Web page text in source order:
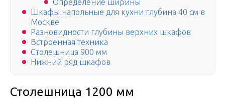
Определение ширины
Шкафы напольные для кухни глубина 40 см в
Москве
Разновидности глубины верхних шкафов
Встроенная техника
Столешница 900 мм
Нижний ряд шкафов
Столешница 1200 мм